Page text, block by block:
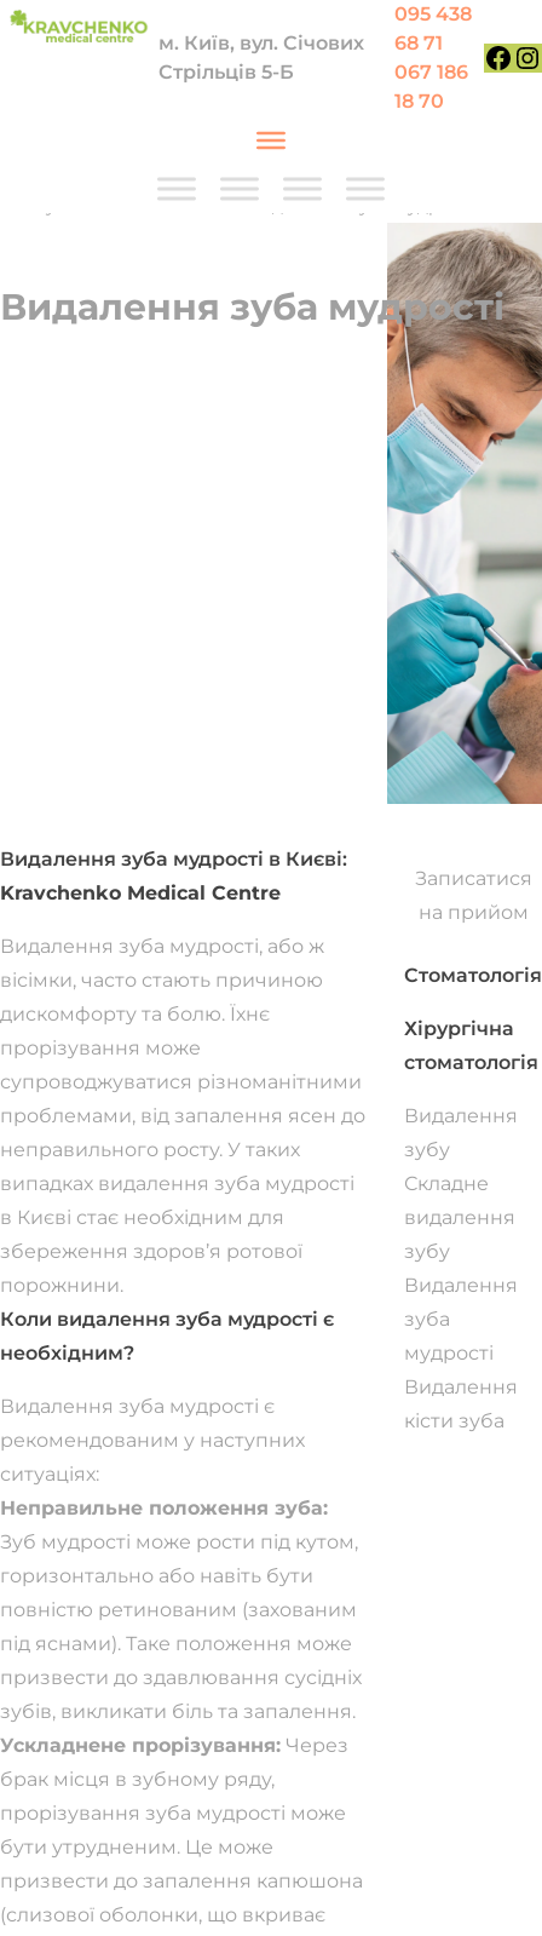
Перейти до вмісту
м. Київ, вул. Січових
Стрільців 5-Б
095 438
68 71
067 186
18 70
Стоматологія—Видалення зуба мудрості
Видалення зуба мудрості
Видалення зуба мудрості в Києві:
Kravchenko Medical Centre
Видалення зуба мудрості, або ж
вісімки, часто стають причиною
дискомфорту та болю. Їхнє
прорізування може
супроводжуватися різноманітними
проблемами, від запалення ясен до
неправильного росту. У таких
випадках видалення зуба мудрості
в Києві стає необхідним для
збереження здоров’я ротової
порожнини.
Коли видалення зуба мудрості є
необхідним?
Видалення зуба мудрості є
рекомендованим у наступних
ситуаціях:
Неправильне положення зуба:
Зуб мудрості може рости під кутом,
горизонтально або навіть бути
повністю ретинованим (захованим
під яснами). Таке положення може
призвести до здавлювання сусідніх
зубів, викликати біль та запалення.
Ускладнене прорізування: Через
брак місця в зубному ряду,
прорізування зуба мудрості може
бути утрудненим. Це може
призвести до запалення капюшона
(слизової оболонки, що вкриває
Записатися
на прийом
Стоматологія
Хірургічна
стоматологія
Видалення
зубу
Складне
видалення
зубу
Видалення
зуба
мудрості
Видалення
кісти зуба